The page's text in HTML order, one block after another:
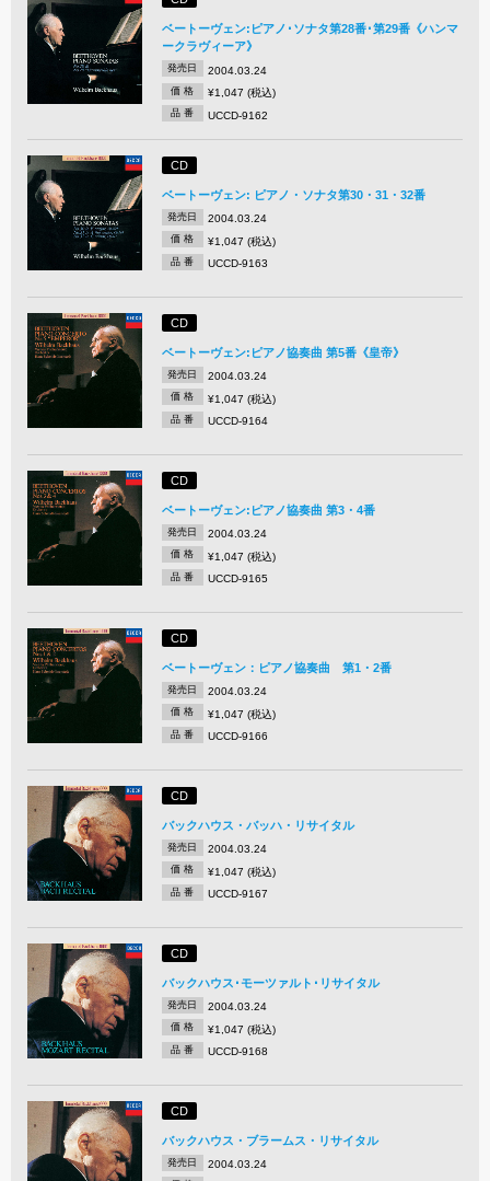
ベートーヴェン:ピアノ･ソナタ第28番･第29番《ハンマ
ークラヴィーア》
発売日 2004.03.24
価 格 ¥1,047 (税込)
品 番 UCCD-9162
CD
ベートーヴェン: ピアノ・ソナタ第30・31・32番
発売日 2004.03.24
価 格 ¥1,047 (税込)
品 番 UCCD-9163
CD
ベートーヴェン:ピアノ協奏曲 第5番《皇帝》
発売日 2004.03.24
価 格 ¥1,047 (税込)
品 番 UCCD-9164
CD
ベートーヴェン:ピアノ協奏曲 第3・4番
発売日 2004.03.24
価 格 ¥1,047 (税込)
品 番 UCCD-9165
CD
ベートーヴェン：ピアノ協奏曲 第1・2番
発売日 2004.03.24
価 格 ¥1,047 (税込)
品 番 UCCD-9166
CD
バックハウス・バッハ・リサイタル
発売日 2004.03.24
価 格 ¥1,047 (税込)
品 番 UCCD-9167
CD
バックハウス･モーツァルト･リサイタル
発売日 2004.03.24
価 格 ¥1,047 (税込)
品 番 UCCD-9168
CD
バックハウス・ブラームス・リサイタル
発売日 2004.03.24